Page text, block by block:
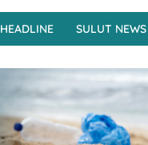
HEADLINE SULUT NEWS